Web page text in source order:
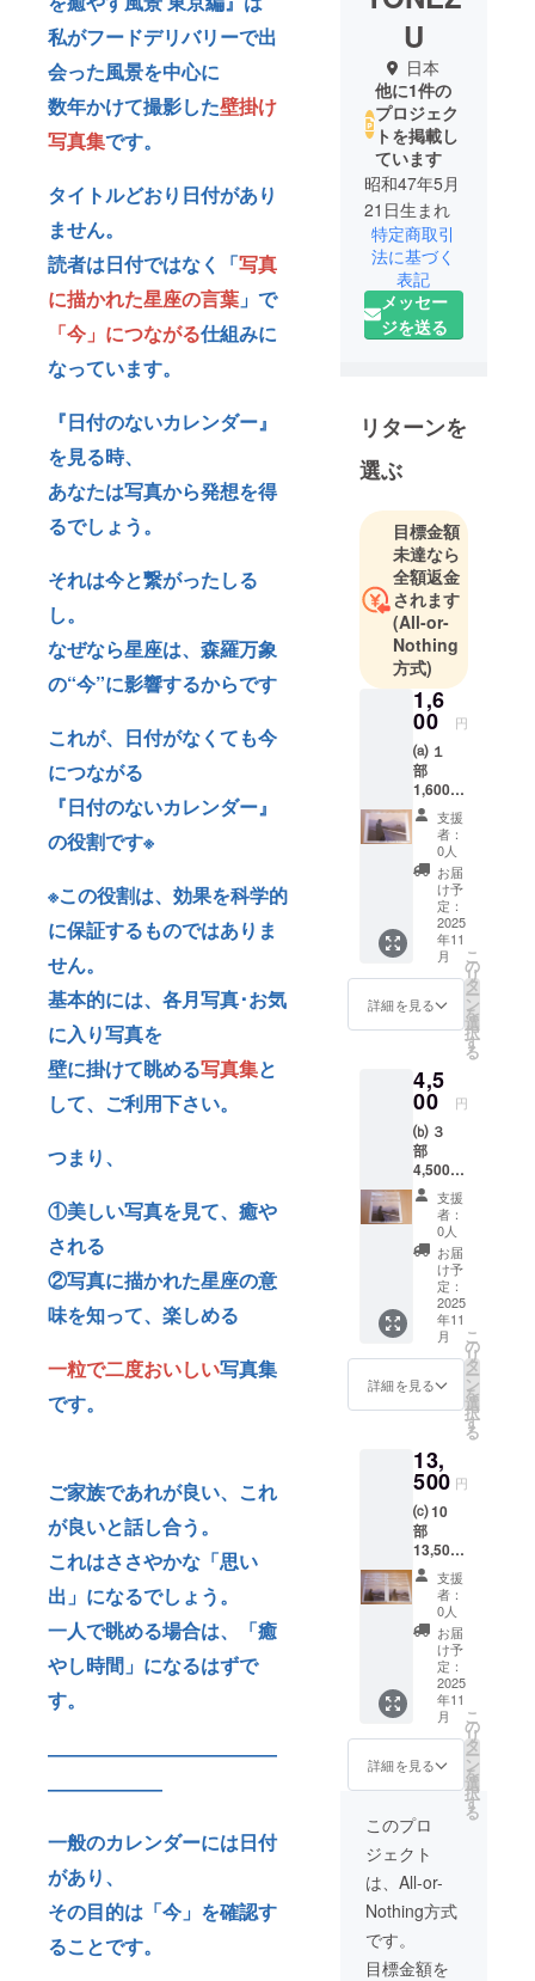
私がフードデリバリーで出
会った風景を中心に
数年かけて撮影した壁掛け
写真集です。
タイトルどおり日付があり
ません。
読者は日付ではなく「写真
に描かれた星座の言葉 」で
「今」につながる仕組みに
なっています。
『日付のないカレンダー』
を見る時、
あなたは写真から発想を得
るでしょう。
それは今と繋がったしる
し。
なぜなら星座は、森羅万象
の“今”に影響するからです
これが、日付がなくても今
につながる
『日付のないカレンダー』
の役割です※
※この役割は、効果を科学的
に保証するものではありま
せん。
基本的には、各月写真･お気
に入り写真を
壁に掛けて眺める写真集と
して、ご利用下さい。
つまり、
①美しい写真を見て、癒や
される
②写真に描かれた星座の意
味を知って、楽しめる
一粒で二度おいしい写真集
です。
ご家族であれが良い、これ
が良いと話し合う。
これはささやかな「思い
出」になるでしょう。
一人で眺める場合は、「癒
やし時間」になるはずで
す。
――――――――――――
――――――
一般のカレンダーには日付
があり、
その目的は「今」を確認す
ることです。
U
日本
他に1件の
プロジェク
トを掲載し
ています
昭和47年5月
21日生まれ
特定商取引
法に基づく
表記
メッセー
ジを送る
リターンを
選ぶ
目標金額
未達なら
全額返金
されます
(All-or-
Nothing
方式)
1,6
00 円
⒜ １
部
1,600円
(送料込
み) ・商
品ジャ
ンル：
写真集
(壁掛け
用) ・商
品サイ
ズ：
21.3cm
×29.7c
m
支援
者：
0人
お届
け予
定：
2025
年11
月
詳細を見る
こ
の
リ
タ
ー
ン
を
選
択
す
る
4,5
00 円
⒝ ３
部
4,500円
(送料込
み) ・商
品ジャ
ンル：
写真集
(壁掛け
用) ・商
品サイ
ズ：
21.3cm
×29.7c
m
支援
者：
0人
お届
け予
定：
2025
年11
月
詳細を見る
こ
の
リ
タ
ー
ン
を
選
択
す
る
13,
500 円
⒞ 10
部
13,500
円(送料
込み) ・
商品
ジャン
ル：写
真集(壁
掛け用)
・商品
サイ
ズ：
21.3cm
×29.7c
支援
者：
0人
お届
け予
定：
2025
年11
月
詳細を見る
こ
の
リ
タ
ー
ン
を
選
択
す
る
このプロ
ジェクト
は、All-or-
Nothing方式
です。
目標金額を